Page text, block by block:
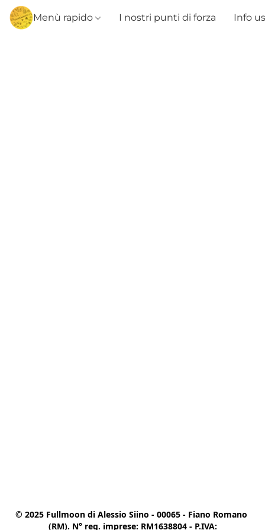
Menù rapido I nostri punti di forza Info
© 2025 Fullmoon di Alessio Siino - 00065 - Fiano Romano
(RM). N° reg. imprese: RM1638804 - P.IVA: